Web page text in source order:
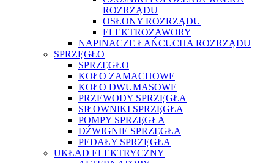
ROZRZĄDU
OSŁONY ROZRZĄDU
ELEKTROZAWORY
NAPINACZE ŁAŃCUCHA ROZRZĄDU
SPRZĘGŁO
SPRZĘGŁO
KOŁO ZAMACHOWE
KOŁO DWUMASOWE
PRZEWODY SPRZĘGŁA
SIŁOWNIKI SPRZĘGŁA
POMPY SPRZĘGŁA
DŹWIGNIE SPRZĘGŁA
PEDAŁY SPRZĘGŁA
UKŁAD ELEKTRYCZNY